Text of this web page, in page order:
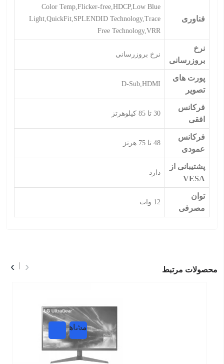
فناوری
Color Temp,Flicker-free,HDCP,Low Blue
Light,QuickFit,SPLENDID Technology,Trace
Free Technology,VRR
نرخ
بروزرسانی
نرخ بروزرسانی
پورت های
تصویر
D-Sub,HDMI
فرکانس
افقی
30 تا 85 کیلوهرتز
فرکانس
عمودی
48 تا 75 هرتز
پشتیبانی از
VESA
دارد
توان
مصرفی
12 وات
محصولات مرتبط
مشاهده
سریع
‹
›